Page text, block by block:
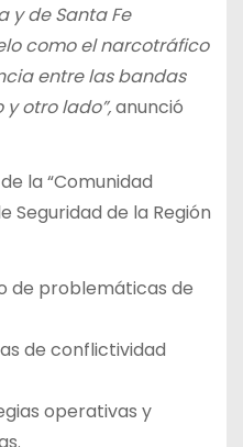
y de Santa Fe
como el narcotráfico
entre las bandas
otro lado”,anunció
la “Comunidad
Seguridad de la Región
de problemáticas de
de conflictividad
operativas y